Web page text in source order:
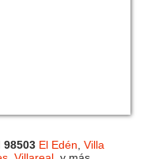
El Edén Villa